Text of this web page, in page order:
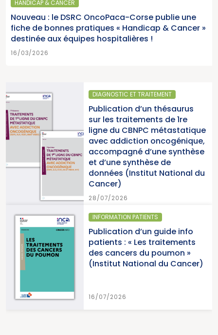
HANDICAP & CANCER
Nouveau : le DSRC OncoPaca-Corse publie une
fiche de bonnes pratiques « Handicap & Cancer »
destinée aux équipes hospitalières !
16/03/2026
DIAGNOSTIC ET TRAITEMENT
Publication d’un thésaurus
sur les traitements de 1re
ligne du CBNPC métastatique
avec addiction oncogénique,
accompagné d’une synthèse
et d’une synthèse de
données (Institut National du
Cancer)
28/07/2026
INFORMATION PATIENTS
Publication d’un guide info
patients : « Les traitements
des cancers du poumon »
(Institut National du Cancer)
16/07/2026